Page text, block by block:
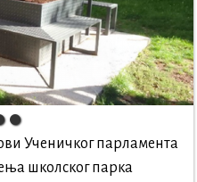
Ученичког парламента
школског парка